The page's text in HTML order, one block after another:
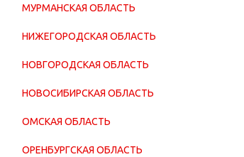
МУРМАНСКАЯ ОБЛАСТЬ
НИЖЕГОРОДСКАЯ ОБЛАСТЬ
НОВГОРОДСКАЯ ОБЛАСТЬ
НОВОСИБИРСКАЯ ОБЛАСТЬ
ОМСКАЯ ОБЛАСТЬ
ОРЕНБУРГСКАЯ ОБЛАСТЬ